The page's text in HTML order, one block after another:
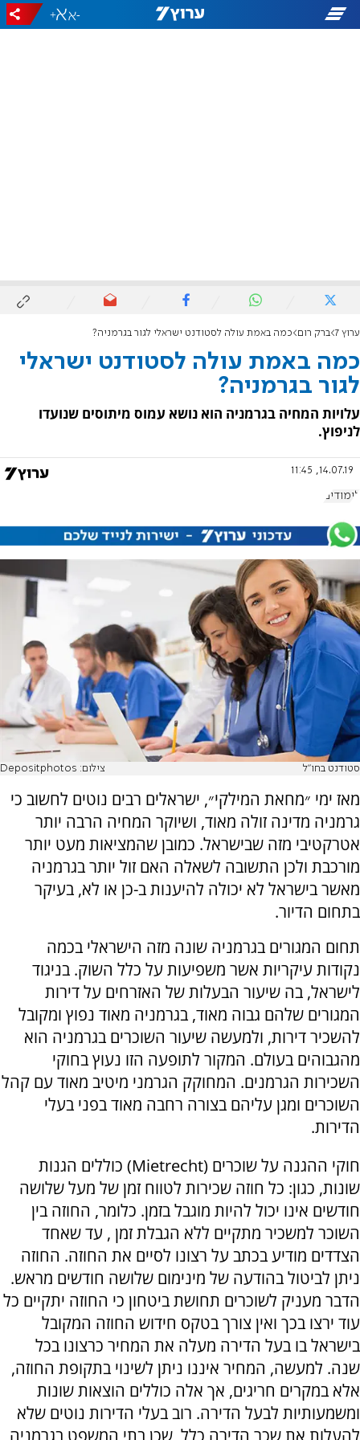
-
+
ערוץ 7 ברק רום כמה באמת עולה לסטודנט ישראלי לגור בגרמניה?
כמה באמת עולה לסטודנט ישראלי
לגור בגרמניה?
עלויות המחיה בגרמניה הוא נושא עמוס מיתוסים שנועדו
לניפוץ.
14.07.19, 11:45
לימודים
סטודנט בחו"ל צילום: Depositphotos
מאז ימי ״מחאת המילקי״, ישראלים רבים נוטים לחשוב כי
גרמניה מדינה זולה מאוד, ושיוקר המחיה הרבה יותר
אטרקטיבי מזה שבישראל. כמובן שהמציאות מעט יותר
מורכבת ולכן התשובה לשאלה האם זול יותר בגרמניה
מאשר בישראל לא יכולה להיענות ב-כן או לא, בעיקר
בתחום הדיור.
תחום המגורים בגרמניה שונה מזה הישראלי בכמה
נקודות עיקריות אשר משפיעות על כלל השוק. בניגוד
לישראל, בה שיעור הבעלות של האזרחים על דירות
המגורים שלהם גבוה מאוד, בגרמניה מאוד נפוץ ומקובל
להשכיר דירות, ולמעשה שיעור השוכרים בגרמניה הוא
מהגבוהים בעולם. המקור לתופעה הזו נעוץ בחוקי
השכירות הגרמנים. המחוקק הגרמני מיטיב מאוד עם קהל
השוכרים ומגן עליהם בצורה רחבה מאוד בפני בעלי
הדירות.
חוקי ההגנה על שוכרים (Mietrecht) כוללים הגנות
שונות, כגון: כל חוזה שכירות לטווח זמן של מעל שלושה
חודשים אינו יכול להיות מוגבל בזמן. כלומר, החוזה בין
השוכר למשכיר מתקיים ללא הגבלת זמן , עד שאחד
הצדדים מודיע בכתב על רצונו לסיים את החוזה. החוזה
ניתן לביטול בהודעה של מינימום שלושה חודשים מראש.
הדבר מעניק לשוכרים תחושת ביטחון כי החוזה יתקיים כל
עוד ירצו בכך ואין צורך בטקס חידוש החוזה המקובל
בישראל בו בעל הדירה מעלה את המחיר כרצונו בכל
שנה. למעשה, המחיר איננו ניתן לשינוי בתקופת החוזה,
אלא במקרים חריגים, אך אלה כוללים הוצאות שונות
ומשמעותיות לבעל הדירה. רוב בעלי הדירות נוטים שלא